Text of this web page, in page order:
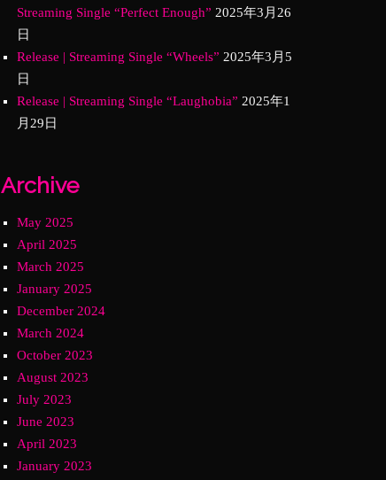
Streaming Single “Perfect Enough” 2025年3月26
日
Release | Streaming Single “Wheels” 2025年3月5
日
Release | Streaming Single “Laughobia” 2025年1
月29日
Archive
May 2025
April 2025
March 2025
January 2025
December 2024
March 2024
October 2023
August 2023
July 2023
June 2023
April 2023
January 2023